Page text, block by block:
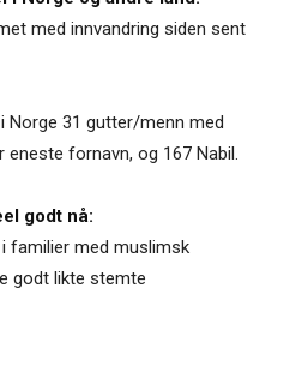
med innvandring siden sent
Norge 31 gutter/menn med
fornavn, og 167 Nabil.
godt nå:
familier med muslimsk
godt likte stemte